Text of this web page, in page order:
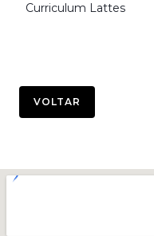
Curriculum Lattes
VOLTAR